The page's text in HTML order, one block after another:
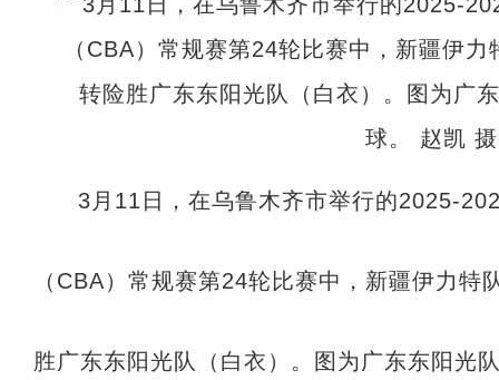
3月11日，在乌鲁木齐市举行的2025-
（CBA）常规赛第24轮比赛中，新疆伊力
胜广东东阳光队（白衣）。图为广东东阳光